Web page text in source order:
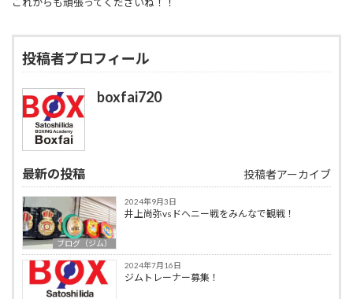
投稿者プロフィール
boxfai720
最新の投稿 投稿者アーカイブ
ブログ（ジム）
2024年9月3日
井上尚弥vsドヘニー戦をみんなで観戦！
2024年7月16日
ジムトレーナー募集！